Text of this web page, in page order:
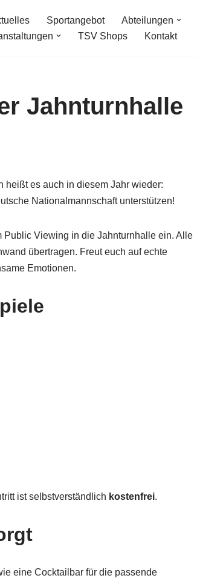
Sportangebot Abteilungen
TSV Shops Kontakt
Jahnturnhalle
heißt es auch in diesem Jahr wieder:
Nationalmannschaft unterstützen!
Viewing in die Jahnturnhalle ein. Alle
übertragen. Freut euch auf echte
Emotionen.
ist selbstverständlich kostenfrei.
eine Cocktailbar für die passende